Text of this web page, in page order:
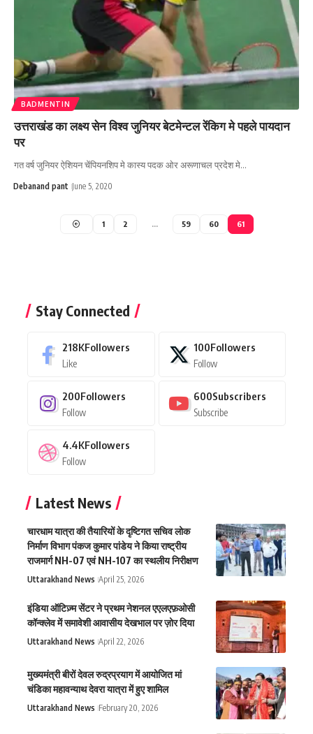
BADMENTIN
उत्तराखंड का लक्ष्य सेन विश्व जुनियर बेटमेन्टल रेंकिग मे पहले पायदान
पर
गत वर्ष जुनियर ऐशियन चेंपियनशिप मे कास्य पदक ओर अरूणाचल प्रदेश मे…
Debanand pant June 5, 2020
1 2 … 59 60 61
Stay Connected
218KFollowers
Like
100Followers
Follow
200Followers
Follow
600Subscribers
Subscribe
4.4KFollowers
Follow
Latest News
चारधाम यात्रा की तैयारियों के दृष्टिगत सचिव लोक
निर्माण विभाग पंकज कुमार पांडेय ने किया राष्ट्रीय
राजमार्ग NH-07 एवं NH-107 का स्थलीय निरीक्षण
Uttarakhand News April 25, 2026
इंडिया ऑटिज़्म सेंटर ने प्रथम नेशनल एएलएफ़ओसी
कॉन्क्लेव में समावेशी आवासीय देखभाल पर ज़ोर दिया
Uttarakhand News April 22, 2026
मुख्यमंत्री बीरों देवल रुद्रप्रयाग में आयोजित मां
चंडिका महावन्याथ देवरा यात्रा में हुए शामिल
Uttarakhand News February 20, 2026